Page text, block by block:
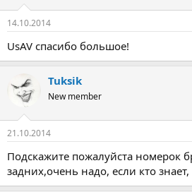
14.10.2014
UsAV спасибо большое!
Tuksik
New member
21.10.2014
Подскажите пожалуйста номерок
задних,очень надо, если кто